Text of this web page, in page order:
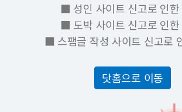
■ 성인 사이트 신고로 인한
■ 도박 사이트 신고로 인한
■ 스팸글 작성 사이트 신고로
닷홈으로 이동